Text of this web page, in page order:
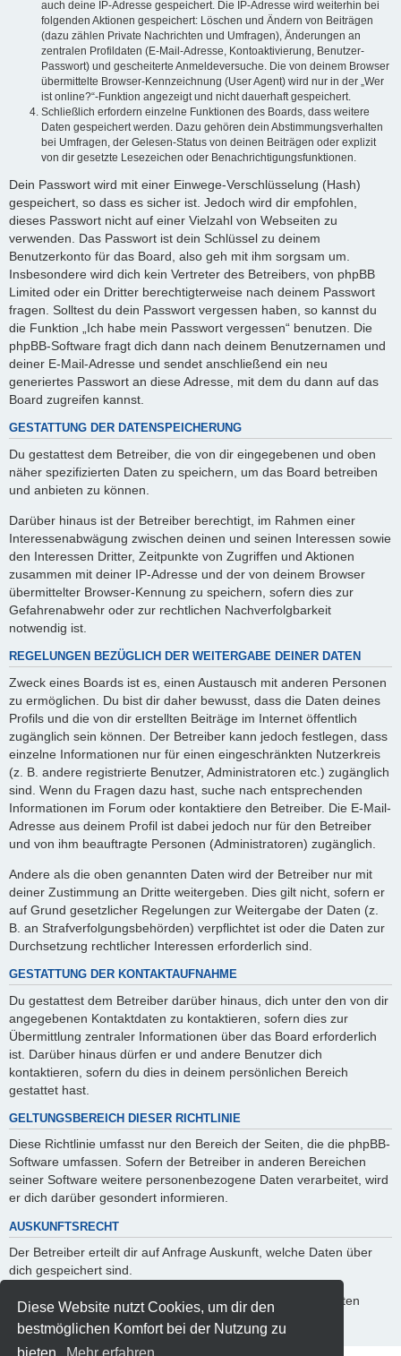
Diese Website nutzt Cookies, um dir den
bestmöglichen Komfort bei der Nutzung zu
auch deine IP-Adresse gespeichert. Die IP-Adresse wird weiterhin bei
folgenden Aktionen gespeichert: Löschen und Ändern von Beiträgen
(dazu zählen Private Nachrichten und Umfragen), Änderungen an
zentralen Profildaten (E-Mail-Adresse, Kontoaktivierung, Benutzer-
Passwort) und gescheiterte Anmeldeversuche. Die von deinem Browser
übermittelte Browser-Kennzeichnung (User Agent) wird nur in der „Wer
ist online?“-Funktion angezeigt und nicht dauerhaft gespeichert.
Schließlich erfordern einzelne Funktionen des Boards, dass weitere
Daten gespeichert werden. Dazu gehören dein Abstimmungsverhalten
bei Umfragen, der Gelesen-Status von deinen Beiträgen oder explizit
von dir gesetzte Lesezeichen oder Benachrichtigungsfunktionen.
Dein Passwort wird mit einer Einwege-Verschlüsselung (Hash)
gespeichert, so dass es sicher ist. Jedoch wird dir empfohlen,
dieses Passwort nicht auf einer Vielzahl von Webseiten zu
verwenden. Das Passwort ist dein Schlüssel zu deinem
Benutzerkonto für das Board, also geh mit ihm sorgsam um.
Insbesondere wird dich kein Vertreter des Betreibers, von phpBB
Limited oder ein Dritter berechtigterweise nach deinem Passwort
fragen. Solltest du dein Passwort vergessen haben, so kannst du
die Funktion „Ich habe mein Passwort vergessen“ benutzen. Die
phpBB-Software fragt dich dann nach deinem Benutzernamen und
deiner E-Mail-Adresse und sendet anschließend ein neu
generiertes Passwort an diese Adresse, mit dem du dann auf das
Board zugreifen kannst.
GESTATTUNG DER DATENSPEICHERUNG
Du gestattest dem Betreiber, die von dir eingegebenen und oben
näher spezifizierten Daten zu speichern, um das Board betreiben
und anbieten zu können.
Darüber hinaus ist der Betreiber berechtigt, im Rahmen einer
Interessenabwägung zwischen deinen und seinen Interessen sowie
den Interessen Dritter, Zeitpunkte von Zugriffen und Aktionen
zusammen mit deiner IP-Adresse und der von deinem Browser
übermittelter Browser-Kennung zu speichern, sofern dies zur
Gefahrenabwehr oder zur rechtlichen Nachverfolgbarkeit
notwendig ist.
REGELUNGEN BEZÜGLICH DER WEITERGABE DEINER DATEN
Zweck eines Boards ist es, einen Austausch mit anderen Personen
zu ermöglichen. Du bist dir daher bewusst, dass die Daten deines
Profils und die von dir erstellten Beiträge im Internet öffentlich
zugänglich sein können. Der Betreiber kann jedoch festlegen, dass
einzelne Informationen nur für einen eingeschränkten Nutzerkreis
(z. B. andere registrierte Benutzer, Administratoren etc.) zugänglich
sind. Wenn du Fragen dazu hast, suche nach entsprechenden
Informationen im Forum oder kontaktiere den Betreiber. Die E-Mail-
Adresse aus deinem Profil ist dabei jedoch nur für den Betreiber
und von ihm beauftragte Personen (Administratoren) zugänglich.
Andere als die oben genannten Daten wird der Betreiber nur mit
deiner Zustimmung an Dritte weitergeben. Dies gilt nicht, sofern er
auf Grund gesetzlicher Regelungen zur Weitergabe der Daten (z.
B. an Strafverfolgungsbehörden) verpflichtet ist oder die Daten zur
Durchsetzung rechtlicher Interessen erforderlich sind.
GESTATTUNG DER KONTAKTAUFNAHME
Du gestattest dem Betreiber darüber hinaus, dich unter den von dir
angegebenen Kontaktdaten zu kontaktieren, sofern dies zur
Übermittlung zentraler Informationen über das Board erforderlich
ist. Darüber hinaus dürfen er und andere Benutzer dich
kontaktieren, sofern du dies in deinem persönlichen Bereich
gestattet hast.
GELTUNGSBEREICH DIESER RICHTLINIE
Diese Richtlinie umfasst nur den Bereich der Seiten, die die phpBB-
Software umfassen. Sofern der Betreiber in anderen Bereichen
seiner Software weitere personenbezogene Daten verarbeitet, wird
er dich darüber gesondert informieren.
AUSKUNFTSRECHT
Der Betreiber erteilt dir auf Anfrage Auskunft, welche Daten über
dich gespeichert sind.
Du kannst jederzeit die Löschung bzw. Sperrung deiner Daten
verlangen. Kontaktiere hierzu bitte den Betreiber.